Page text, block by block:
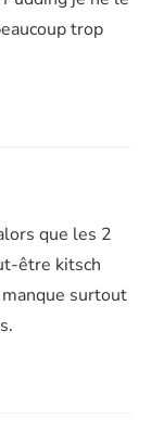
trop
que les 2
être kitsch
manque surtout